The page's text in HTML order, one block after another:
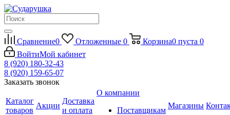
Сравнение0 Отложенные 0 Корзина0 пуста 0
ВойтиМой кабинет
8 (920) 180-32-43
8 (920) 159-65-07
Заказать звонок
Каталог
товаров
Акции
Доставка
и оплата
О компании
Поставщикам
Магазины